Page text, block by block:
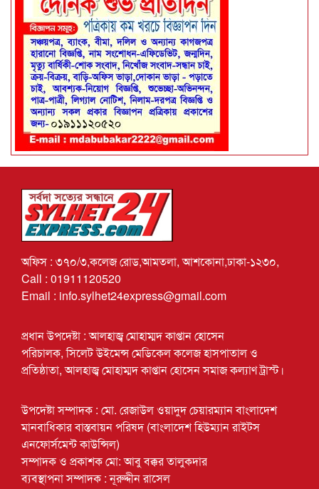
অফিস : ৩৭০/৩,কলেজ রোড,আমতলা, আশকোনা,ঢাকা-১২৩০,
Call : 01911120520
Email : info.sylhet24express@gmail.com
প্রধান উপদেষ্টা : আলহাজ্ব মোহাম্মদ কাপ্তান হোসেন
পরিচালক, সিলেট উইমেন্স মেডিকেল কলেজ হাসপাতাল ও
প্রতিষ্ঠাতা, আলহাজ্ব মোহাম্মদ কাপ্তান হোসেন সমাজ কল্যাণ ট্রাস্ট।
উপদেষ্টা সম্পাদক : মো. রেজাউল ওয়াদুদ চেয়ারম্যান বাংলাদেশ
মানবাধিকার বাস্তবায়ন পরিষদ (বাংলাদেশ হিউম্যান রাইটস
এনফোর্সমেন্ট কাউন্সিল)
সম্পাদক ও প্রকাশক মো: আবু বক্কর তালুকদার
ব্যবস্থাপনা সম্পাদক : নূরুদ্দীন রাসেল